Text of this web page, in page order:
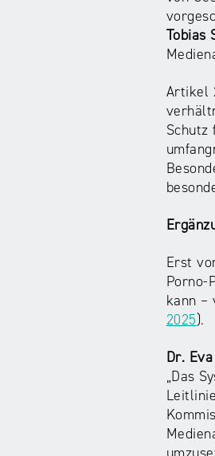
Tobias
Artikel
Schutz
Erst
Porno-
kann –
2025).
Dr.
„Das